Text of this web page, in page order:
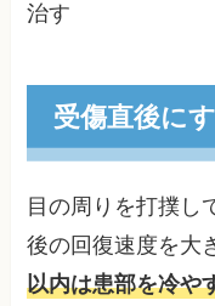
治す
受傷直後に
目の周りを打撲し
後の回復速度を大
以内は患部を冷や